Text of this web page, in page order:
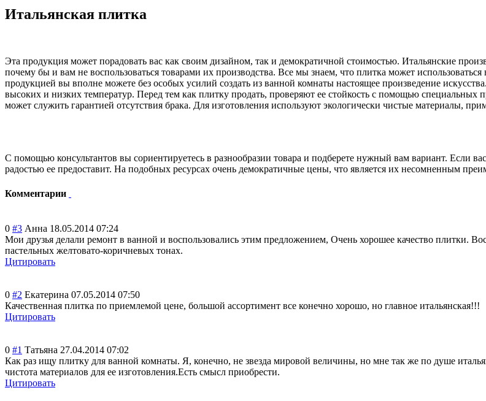
Итальянская плитка
Эта продукция может порадовать вас как своим дизайном, так и демократичной стоимостью. Итальянские
почему бы и вам не воспользоваться товарами их производства. Все мы знаем, что плитка может
продукцией вы вполне можете без особых усилий создать из ванной комнаты настоящее произведение
высоких и низких температур. Перед тем как плитку продать, проверяют ее стойкость с помощью
может служить гарантией отсутствия брака. Для изготовления используют экологически чистые материалы,
С помощью консультантов вы сориентируетесь в разнообразии товара и подберете нужный вам вариант. Если
радостью ее предоставит. На подобных ресурсах очень демократичные цены, что является их несомненным
Комментарии
0 #3 Анна 18.05.2014 07:24
Мои друзья делали ремонт в ванной и воспользовались этим предложением, Очень хорошее качество плитки.
пастельных желтовато-коричневых тонах.
Цитировать
0 #2 Екатерина 07.05.2014 07:50
Качественная плитка по приемлемой цене, большой ассортимент все конечно хорошо, но главное итальянская!!!
Цитировать
0 #1 Татьяна 27.04.2014 07:02
Как раз ищу плитку для ванной комнаты. Я, конечно, не звезда мировой величины, но мне так же по душе
чистота материалов для ее изготовления.Есть смысл приобрести.
Цитировать